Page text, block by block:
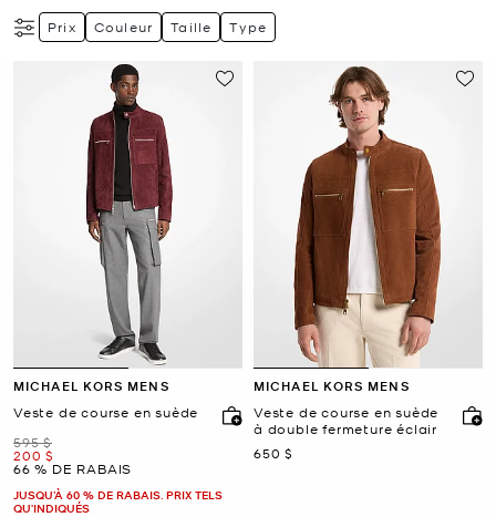
Prix Couleur Taille Type
MICHAEL KORS MENS
Veste de course en suède
était
595 $
maintenant
200 $
66 % DE RABAIS
JUSQU’À 60 % DE RABAIS. PRIX TELS
QU'INDIQUÉS
MICHAEL KORS MENS
Veste de course en suède
à double fermeture éclair
maintenant
650 $